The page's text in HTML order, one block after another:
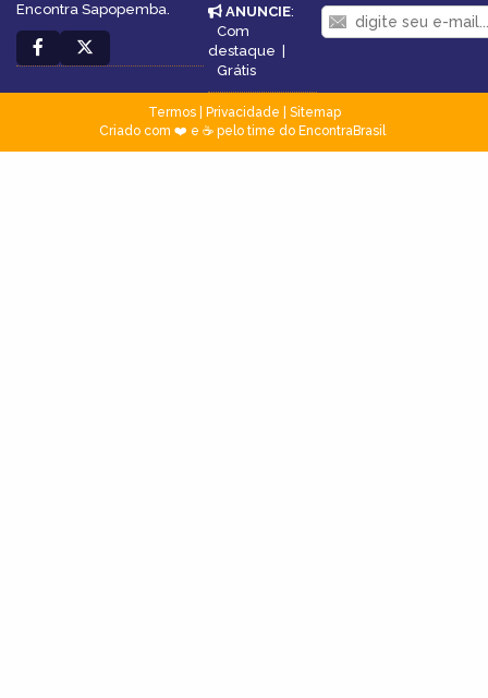
Encontra Sapopemba.
ANUNCIE:
Com
destaque
Grátis
Termos| Privacidade
Sitemap
Criado com ❤️ e ☕ pelo time do EncontraBrasil